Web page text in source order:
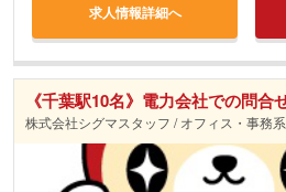
求人情報詳細へ
《千葉駅10名》電力会社での問合
株式会社シグマスタッフ / オフィス・事務